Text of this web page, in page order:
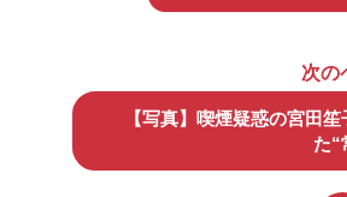
次の
【写真】喫煙疑惑の宮田
た“